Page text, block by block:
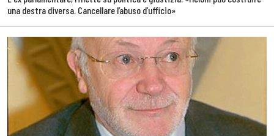
una destra diversa. Cancellare l’abuso d’ufficio»